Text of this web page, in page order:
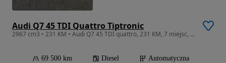
Audi Q7 45 TDI Quattro Tiptronic
2967 cm3 • 231 KM • Audi Q7 45 TDI quattro, 231 KM, 7 miejsc, Matrix LED, Panorama, Masaże
69 500 km Diesel
Automatyczna